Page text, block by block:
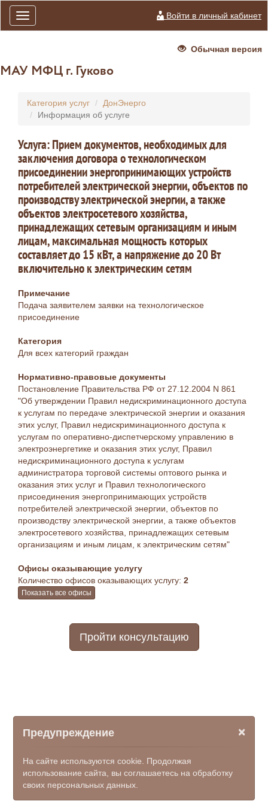
Toggle
navigation
Войти в личный кабинет
Обычная версия
МАУ МФЦ г. Гуково
Категория услуг
ДонЭнерго
Информация об услуге
Услуга: Прием документов, необходимых для
заключения договора о технологическом
присоединении энергопринимающих устройств
потребителей электрической энергии, объектов по
производству электрической энергии, а также
объектов электросетевого хозяйства,
принадлежащих сетевым организациям и иным
лицам, максимальная мощность которых
составляет до 15 кВт, а напряжение до 20 Вт
включительно к электрическим сетям
Примечание
Подача заявителем заявки на технологическое
присоединение
Категория
Для всех категорий граждан
Нормативно-правовые документы
Постановление Правительства РФ от 27.12.2004 N 861
"Об утверждении Правил недискриминационного доступа
к услугам по передаче электрической энергии и оказания
этих услуг, Правил недискриминационного доступа к
услугам по оперативно-диспетчерскому управлению в
электроэнергетике и оказания этих услуг, Правил
недискриминационного доступа к услугам
администратора торговой системы оптового рынка и
оказания этих услуг и Правил технологического
присоединения энергопринимающих устройств
потребителей электрической энергии, объектов по
производству электрической энергии, а также объектов
электросетевого хозяйства, принадлежащих сетевым
организациям и иным лицам, к электрическим сетям"
Офисы оказывающие услугу
Количество офисов оказывающих услугу: 2
Показать все офисы
Пройти консультацию
×
Предупреждение
На сайте используются cookie. Продолжая
использование сайта, вы соглашаетесь на обработку
своих персональных данных.